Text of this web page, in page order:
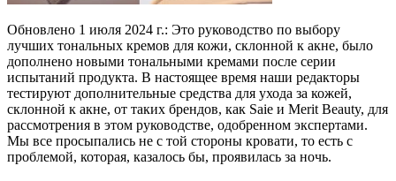
Обновлено 1 июля 2024 г.: Это руководство по выбору
лучших тональных кремов для кожи, склонной к акне, было
дополнено новыми тональными кремами после серии
испытаний продукта. В настоящее время наши редакторы
тестируют дополнительные средства для ухода за кожей,
склонной к акне, от таких брендов, как Saie и Merit Beauty, для
рассмотрения в этом руководстве, одобренном экспертами.
Мы все просыпались не с той стороны кровати, то есть с
проблемой, которая, казалось бы, проявилась за ночь.